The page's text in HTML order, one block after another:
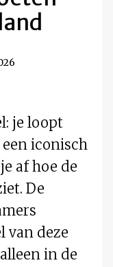
je loopt
iconisch
af hoe de
De
van deze
in de